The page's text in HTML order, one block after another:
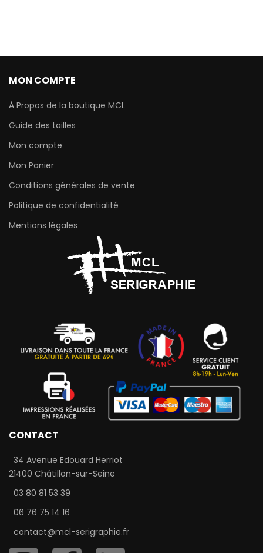
MON COMPTE
À Propos de la boutique MCL
Guide des tailles
Mon compte
Mon Panier
Conditions générales de vente
Politique de confidentialité
Mentions légales
CONTACT
34 Avenue Edouard Herriot
21400 Châtillon-sur-Seine
03 80 81 53 39
06 76 75 14 16
contact@mcl-serigraphie.fr